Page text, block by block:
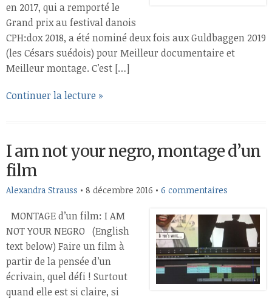
en 2017, qui a remporté le
Grand prix au festival danois
CPH:dox 2018, a été nominé deux fois aux Guldbaggen 2019
(les Césars suédois) pour Meilleur documentaire et
Meilleur montage. C’est […]
Continuer la lecture »
I am not your negro, montage d’un
film
Alexandra Strauss • 8 décembre 2016 • 6 commentaires
MONTAGE d’un film: I AM
NOT YOUR NEGRO (English
text below) Faire un film à
partir de la pensée d’un
écrivain, quel défi ! Surtout
quand elle est si claire, si